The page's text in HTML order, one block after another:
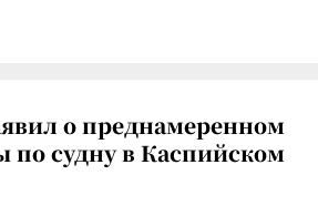
о преднамеренном
по судну в Каспийском